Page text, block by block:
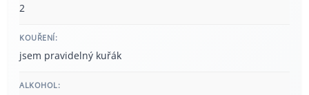
2
KOUŘENÍ:
jsem pravidelný kuřák
ALKOHOL: